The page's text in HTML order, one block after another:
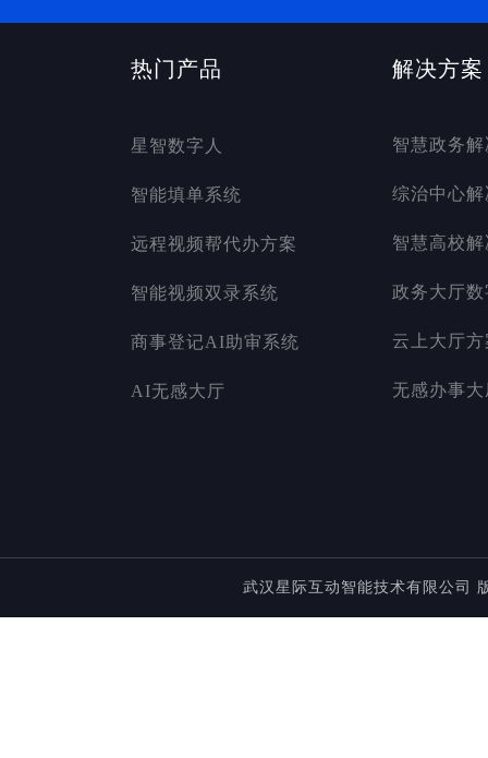
热门产品
星智数字人
智能填单系统
远程视频帮代办方案
智能视频双录系统
商事登记AI助审系统
AI无感大厅
解决方案
智慧政务
综治中心
智慧高校
政务大厅
云上大厅
无感办事
武汉星际互动智能技术有限公司